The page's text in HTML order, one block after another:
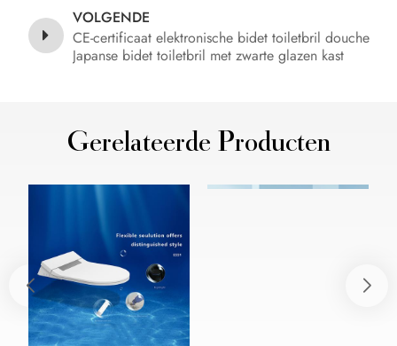
VOLGENDE
CE-certificaat elektronische bidet toiletbril douche
Japanse bidet toiletbril met zwarte glazen kast
Gerelateerde Producten